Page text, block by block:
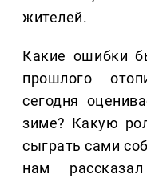
жителей.
Какие ошибки
прошлого
сегодня
зиме? Какую
сыграть сами
нам